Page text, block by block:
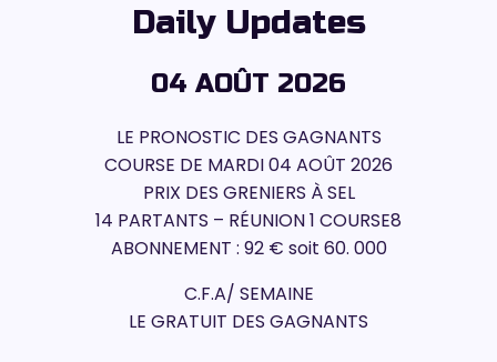
Daily Updates
04 AOÛT 2026
LE PRONOSTIC DES GAGNANTS
COURSE DE MARDI 04 AOÛT 2026
PRIX DES GRENIERS À SEL
14 PARTANTS – RÉUNION 1 COURSE8
ABONNEMENT : 92 € soit 60. 000
C.F.A/ SEMAINE
LE GRATUIT DES GAGNANTS